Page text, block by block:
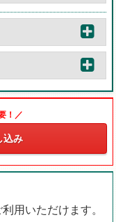
！／
込み
用いただけます。